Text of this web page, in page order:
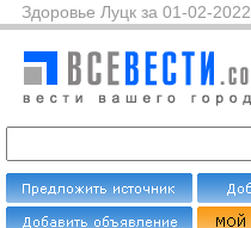
Здоровье Луцк за 01-02-2022